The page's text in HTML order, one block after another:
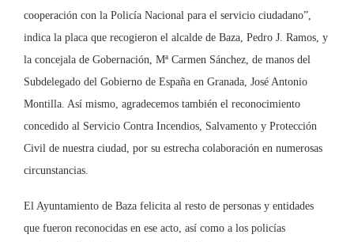
cooperación con la Policía Nacional para el servicio ciudadano”,
indica la placa que recogieron el alcalde de Baza, Pedro J. Ramos, y
la concejala de Gobernación, Mª Carmen Sánchez, de manos del
Subdelegado del Gobierno de España en Granada, José Antonio
Montilla. Así mismo, agradecemos también el reconocimiento
concedido al Servicio Contra Incendios, Salvamento y Protección
Civil de nuestra ciudad, por su estrecha colaboración en numerosas
circunstancias.
El Ayuntamiento de Baza felicita al resto de personas y entidades
que fueron reconocidas en ese acto, así como a los policías